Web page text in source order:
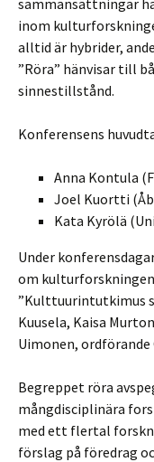
sammansättningar
inom
alltid är hybrider,
”Röra” hänvisar till
sinnestillstånd.
Konferensens
Anna Kontula
Joel Kuortti
Kata Kyrölä
Under
om
”Kulttuurintutkimus
Kuusela, Kaisa
Uimonen,
Begreppet röra
mångdisciplinära
med ett flertal
förslag på föredrag